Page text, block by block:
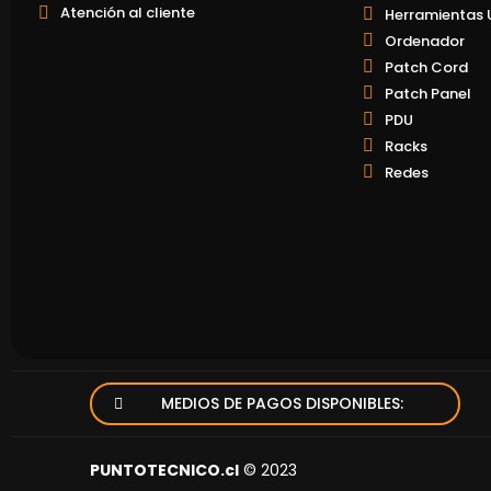
Atención al cliente
Herramientas
Ordenador
Patch Cord
Patch Panel
PDU
Racks
Redes
MEDIOS DE PAGOS DISPONIBLES:
PUNTOTECNICO.cl © 2023